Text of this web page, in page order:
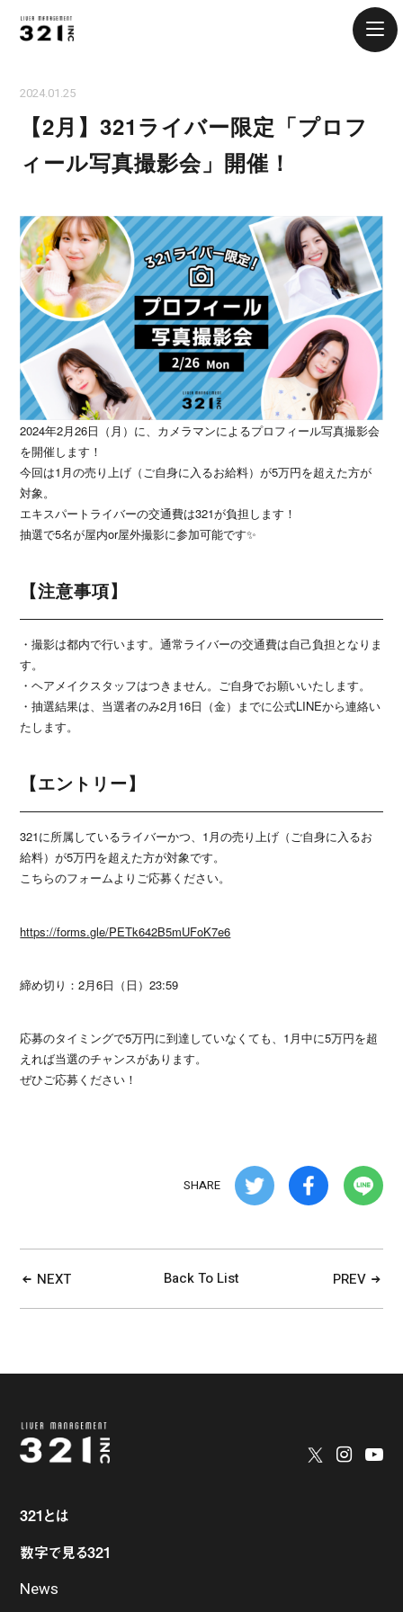
2024.01.25
【2月】321ライバー限定「プロフ
ィール写真撮影会」開催！
2024年2月26日（月）に、カメラマンによるプロフィール写真撮影会
を開催します！
今回は1月の売り上げ（ご自身に入るお給料）が5万円を超えた方が
対象。
エキスパートライバーの交通費は321が負担します！
抽選で5名が屋内or屋外撮影に参加可能です✨
【注意事項】
・撮影は都内で行います。通常ライバーの交通費は自己負担となりま
す。
・ヘアメイクスタッフはつきません。ご自身でお願いいたします。
・抽選結果は、当選者のみ2月16日（金）までに公式LINEから連絡い
たします。
【エントリー】
321に所属しているライバーかつ、1月の売り上げ（ご自身に入るお
給料）が5万円を超えた方が対象です。
こちらのフォームよりご応募ください。
https://forms.gle/PETk642B5mUFoK7e6
締め切り：2月6日（日）23:59
応募のタイミングで5万円に到達していなくても、1月中に5万円を超
えれば当選のチャンスがあります。
ぜひご応募ください！
SHARE
NEXT Back To List PREV
321とは
数字で見る321
News